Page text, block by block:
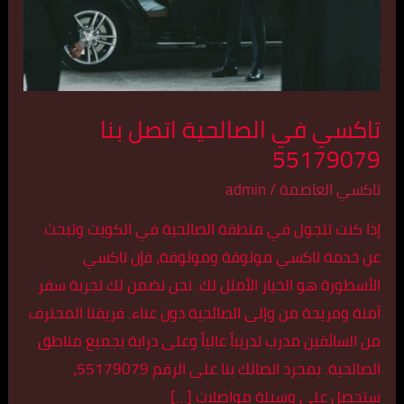
تاكسي في الصالحية اتصل بنا
55179079
تاكسي العاصمة/
admin
إذا كنت تتجول في منطقة الصالحية في الكويت وتبحث
عن خدمة تاكسي موثوقة وموثوقة، فإن تاكسي
الأسطورة هو الخيار الأمثل لك. نحن نضمن لك تجربة سفر
آمنة ومريحة من وإلى الصالحية دون عناء. فريقنا المحترف
من السائقين مدرب تدريباً عالياً وعلى دراية بجميع مناطق
الصالحية. بمجرد اتصالك بنا على الرقم 55179079،
ستحصل على وسيلة مواصلات […]